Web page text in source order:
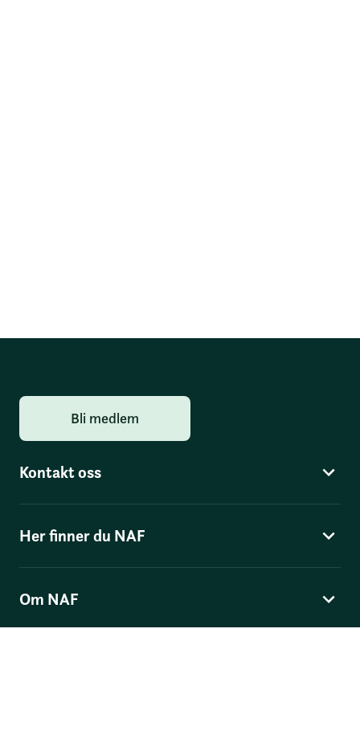
Bli medlem
Kontakt oss
Her finner du NAF
Om NAF